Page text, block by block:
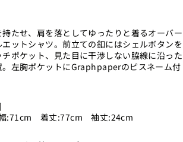
たせ、肩を落としてゆったりと着るオーバー
ットシャツ。前立ての釦にはシェルボタンを
ポケット、見た目に干渉しない脇線に沿った
。左胸ポケットにGraphpaperのピスネーム付
:71cm 着丈:77cm 袖丈:24cm